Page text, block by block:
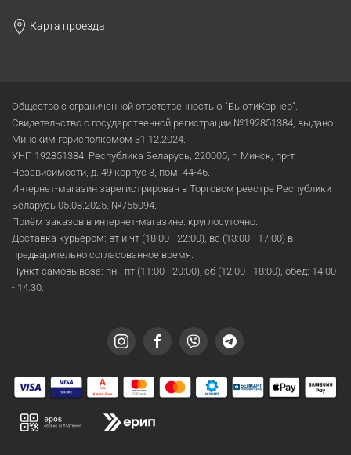
Карта проезда
Общество с ограниченной ответственностью "БьютиКорнер".
Свидетельство о государственной регистрации №192851384, выдано
Минским горисполкомом 31.12.2024.
УНП 192851384. Республика Беларусь, 220005, г. Минск, пр-т
Независимости, д. 49 корпус 3, пом. 44-46.
Интернет-магазин зарегистрирован в Торговом реестре Республики
Беларусь 05.08.2025, №755094.
Приём заказов в интернет-магазине: круглосуточно.
Доставка курьером: вт и чт (18:00 - 22:00), вс (13:00 - 17:00) в
предварительно согласованное время.
Пункт самовывоза: пн - пт (11:00 - 20:00), сб (12:00 - 18:00), обед: 14:00
- 14:30.